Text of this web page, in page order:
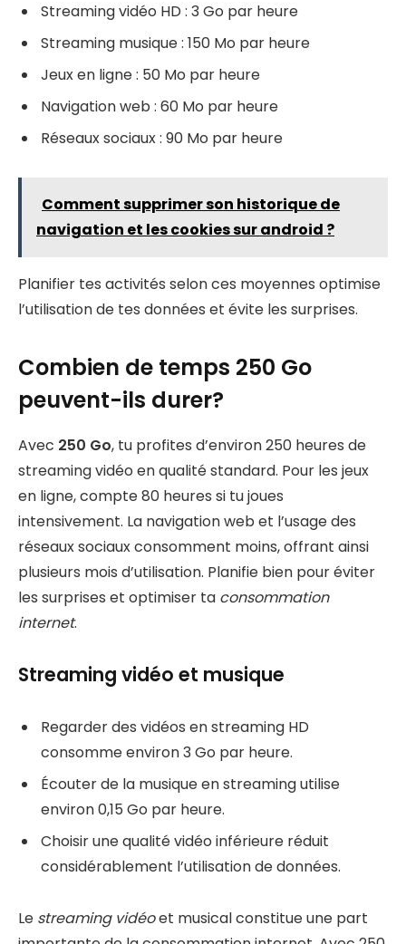
Streaming vidéo HD : 3 Go par heure
Streaming musique : 150 Mo par heure
Jeux en ligne : 50 Mo par heure
Navigation web : 60 Mo par heure
Réseaux sociaux : 90 Mo par heure
Comment supprimer son historique de
navigation et les cookies sur android ?
Planifier tes activités selon ces moyennes optimise
l’utilisation de tes données et évite les surprises.
Combien de temps 250 Go
peuvent-ils durer?
Avec 250 Go, tu profites d’environ 250 heures de
streaming vidéo en qualité standard. Pour les jeux
en ligne, compte 80 heures si tu joues
intensivement. La navigation web et l’usage des
réseaux sociaux consomment moins, offrant ainsi
plusieurs mois d’utilisation. Planifie bien pour éviter
les surprises et optimiser ta consommation
internet.
Streaming vidéo et musique
Regarder des vidéos en streaming HD
consomme environ 3 Go par heure.
Écouter de la musique en streaming utilise
environ 0,15 Go par heure.
Choisir une qualité vidéo inférieure réduit
considérablement l’utilisation de données.
Le streaming vidéoet musical constitue une part